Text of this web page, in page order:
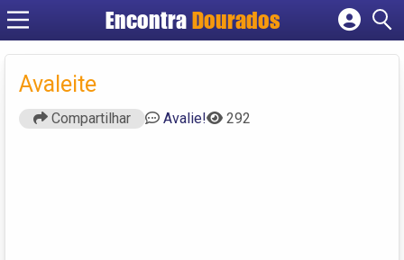
EncontraDourados
Cadastrar empresa
Avaleite
Compartilhar Avalie! 292